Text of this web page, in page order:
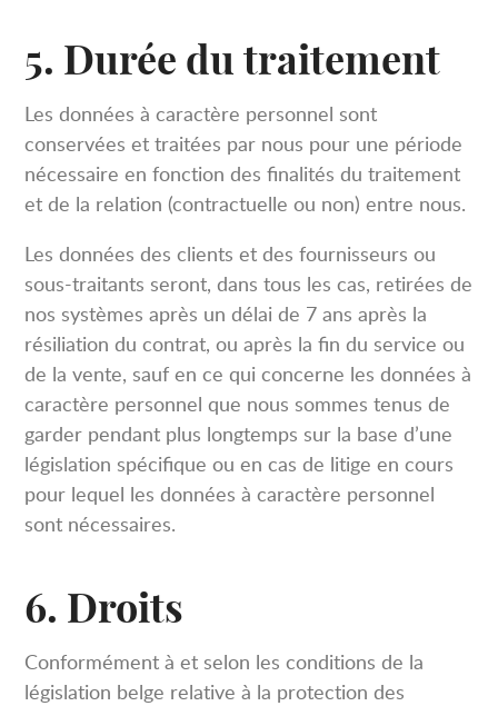
5. Durée du traitement
Les données à caractère personnel sont
conservées et traitées par nous pour une période
nécessaire en fonction des finalités du traitement
et de la relation (contractuelle ou non) entre nous.
Les données des clients et des fournisseurs ou
sous-traitants seront, dans tous les cas, retirées de
nos systèmes après un délai de 7 ans après la
résiliation du contrat, ou après la fin du service ou
de la vente, sauf en ce qui concerne les données à
caractère personnel que nous sommes tenus de
garder pendant plus longtemps sur la base d’une
législation spécifique ou en cas de litige en cours
pour lequel les données à caractère personnel
sont nécessaires.
6. Droits
Conformément à et selon les conditions de la
législation belge relative à la protection des